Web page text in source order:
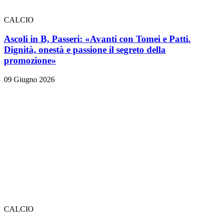
CALCIO
Ascoli in B, Passeri: «Avanti con Tomei e Patti.
Dignità, onestà e passione il segreto della
promozione»
09 Giugno 2026
CALCIO